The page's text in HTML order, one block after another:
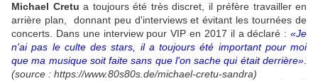
Michael Cretu a toujours été très discret, il préfère travailler en
arrière plan, donnant peu d'interviews et évitant les tournées de
concerts. Dans une interview pour VIP en 2017 il a déclaré : «Je
n'ai pas le culte des stars, il a toujours été important pour moi
que ma musique soit faite sans que l'on sache qui était derrière»
(source : https://www.80s80s.de/michael-cretu-sandra)